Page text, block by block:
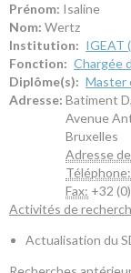
Prénom: Isaline
Nom: Wertz
Institution: IGEAT
Fonction: Chargée
Diplôme(s): Master
Adresse: Batiment
Avenue
Bruxelles
Adresse
Téléphone:
Fax: +32
Activités de
Actualisation du